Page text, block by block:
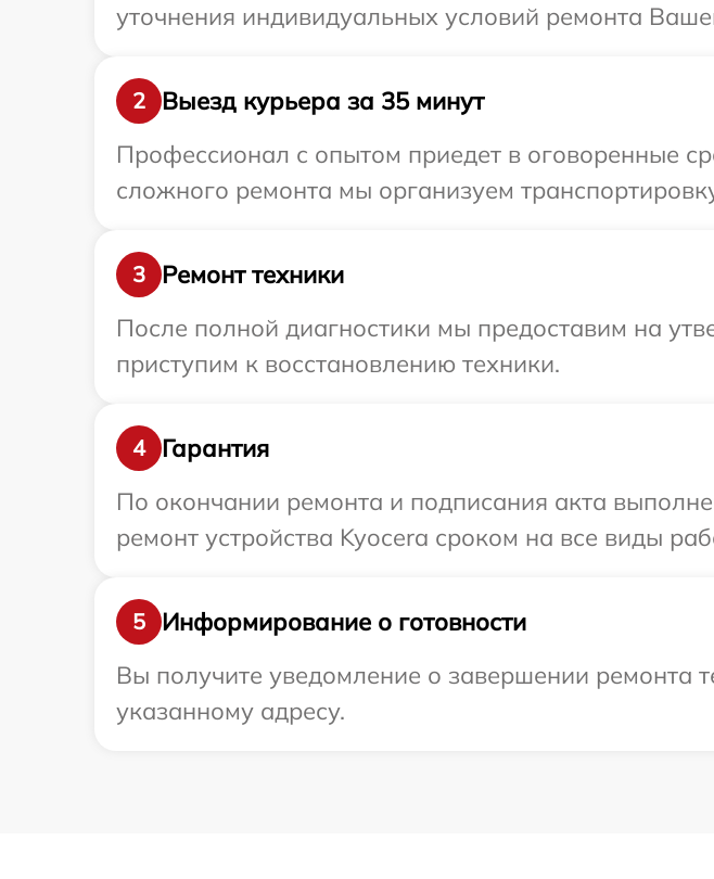
уточнения индивидуальных условий ремонта
2
Выезд курьера за 35 минут
Профессионал с опытом приедет в оговоренные
сложного ремонта мы организуем
3
Ремонт техники
После полной диагностики мы предоставим на
приступим к восстановлению техники.
4
Гарантия
По окончании ремонта и подписания акта
ремонт устройства Kyocera сроком на все виды
5
Информирование о готовности
Вы получите уведомление о завершении ремонта
указанному адресу.